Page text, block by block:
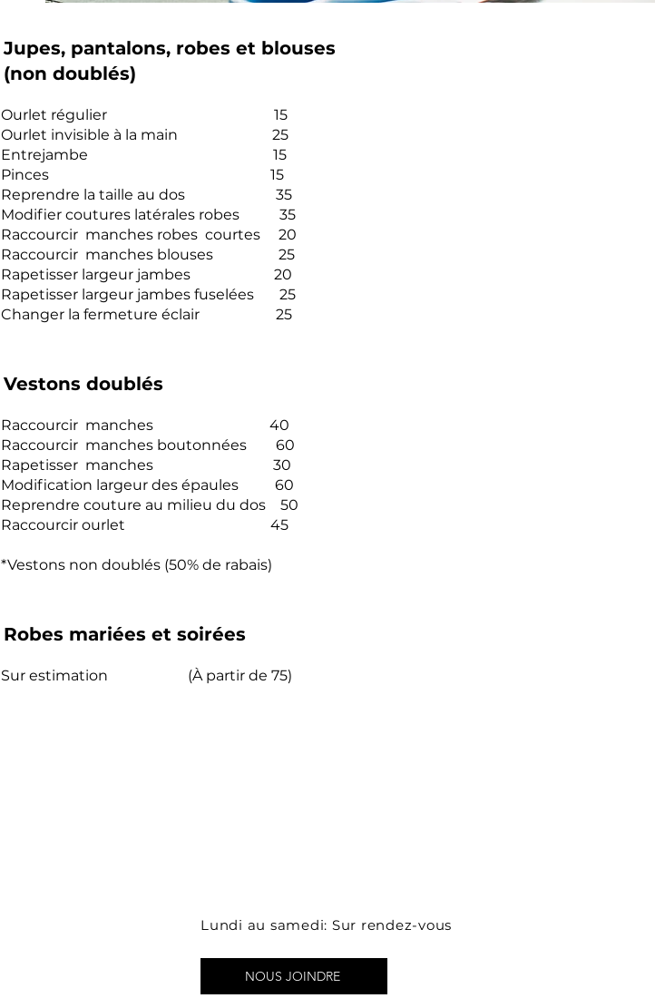
Jupes, pantalons, robes et blouses
(non doublés)
Ourlet régulier 15
Ourlet invisible à la main 25
Entrejambe 15
Pinces 15
Reprendre la taille au dos 35
Modifier coutures latérales robes 35
Raccourcir manches robes courtes 20
Raccourcir manches blouses 25
Rapetisser largeur jambes 20
Rapetisser largeur jambes fuselées 25
Changer la fermeture éclair 25
Vestons doublés
Raccourcir manches 40
Raccourcir manches boutonnées 60
Rapetisser manches 30
Modification largeur des épaules 60
Reprendre couture au milieu du dos50
Raccourcir ourlet 45
*Vestons non doublés (50% de rabais)
Robes mariées et soirées
Sur estimation (À partir de 75)
Lundi au samedi: Sur rendez-vous
NOUS JOINDRE